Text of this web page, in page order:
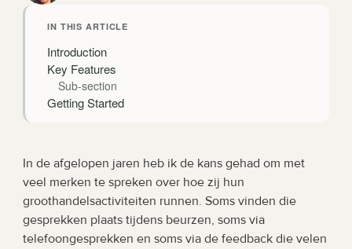
IN THIS ARTICLE
Introduction
Key Features
Sub-section
Getting Started
In de afgelopen jaren heb ik de kans gehad om met
veel merken te spreken over hoe zij hun
groothandelsactiviteiten runnen. Soms vinden die
gesprekken plaats tijdens beurzen, soms via
telefoongesprekken en soms via de feedback die velen